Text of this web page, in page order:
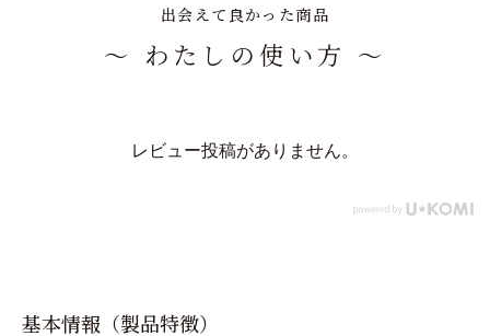
出会えて良かった商品
～ わたしの使い方 ～
レビュー投稿がありません。
基本情報（製品特徴）